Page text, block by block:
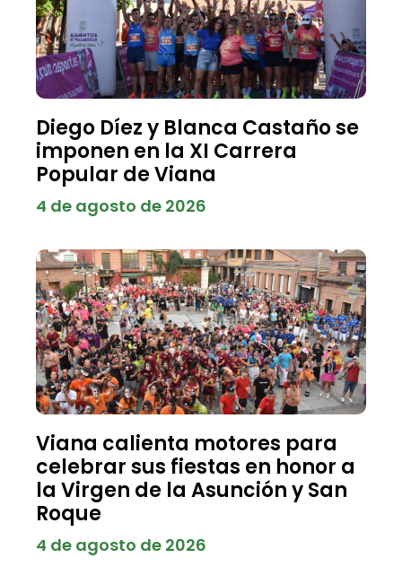
Diego Díez y Blanca Castaño se
imponen en la XI Carrera
Popular de Viana
4 de agosto de 2026
Viana calienta motores para
celebrar sus fiestas en honor a
la Virgen de la Asunción y San
Roque
4 de agosto de 2026